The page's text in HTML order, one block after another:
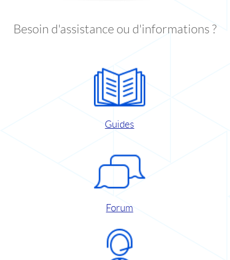
Besoin d'assistance ou d'informations ?
Guides
Forum